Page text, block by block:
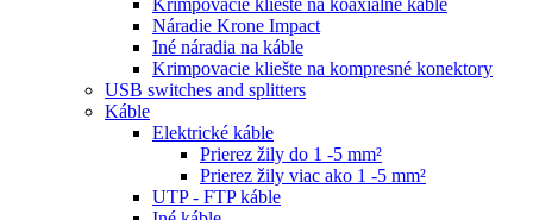
Krimpovacie kliešte na koaxiálne káble
Náradie Krone Impact
Iné náradia na káble
Krimpovacie kliešte na kompresné konektory
USB switches and splitters
Káble
Elektrické káble
Prierez žily do 1 -5 mm²
Prierez žily viac ako 1 -5 mm²
UTP - FTP káble